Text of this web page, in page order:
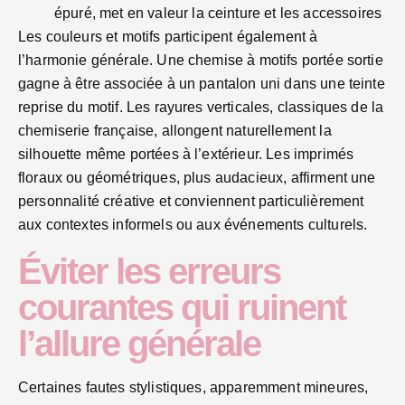
épuré, met en valeur la ceinture et les accessoires
Les couleurs et motifs participent également à
l’harmonie générale. Une chemise à motifs portée sortie
gagne à être associée à un pantalon uni dans une teinte
reprise du motif. Les rayures verticales, classiques de la
chemiserie française, allongent naturellement la
silhouette même portées à l’extérieur. Les imprimés
floraux ou géométriques, plus audacieux, affirment une
personnalité créative et conviennent particulièrement
aux contextes informels ou aux événements culturels.
Éviter les erreurs
courantes qui ruinent
l’allure générale
Certaines fautes stylistiques, apparemment mineures,